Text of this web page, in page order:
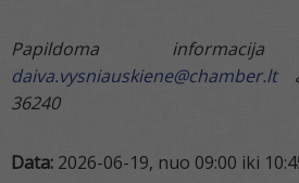
Papildoma
daiva.vysniauskiene@chamber.lt
36240
Data: 2026-06-19, nuo 09:00 iki